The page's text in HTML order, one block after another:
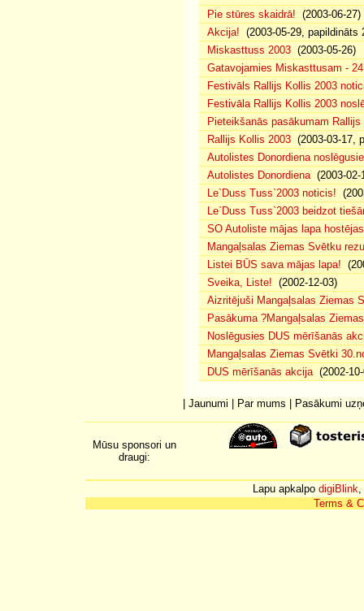
Pie stūres skaidrā! (2003-06-27)
Akcija! (2003-05-29, papildināts
Miskasttuss 2003 (2003-05-26)
Gatavojamies Miskasttusam -
Festivāls Rallijs Kollis 2003
Festivāla Rallijs Kollis 2003
Pieteikšanās pasākumam
Rallijs Kollis 2003 (2003-03-17,
Autolistes Donordiena
Autolistes Donordiena(2003-02-
Le`Duss Tuss`2003 noticis!
Le`Duss Tuss`2003 beidzot
SO Autoliste mājas lapa
Mangaļsalas Ziemas Svētku
Listei BŪS sava mājas lapa!
Sveika, Liste! (2002-12-03)
Aizritējuši Mangaļsalas Ziemas
Pasākuma ?Mangaļsalas
Noslēgusies DUS mērīšanās
Mangaļsalas Ziemas Svētki
DUS mērīšanās akcija(2002-10-
Jaunumi Par mums Pasākumi
Mūsu sponsori un
draugi:
Lapu apkalpo digiBlink,
Terms &